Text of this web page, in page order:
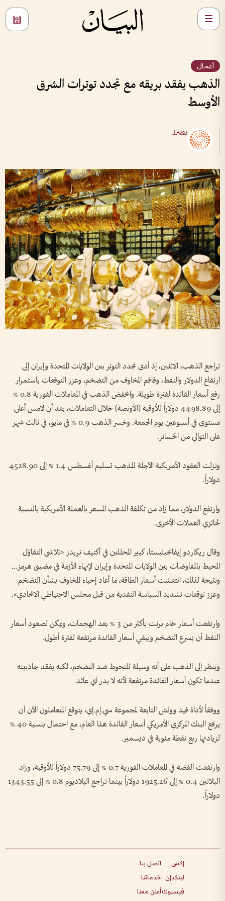
أعمال
الذهب يفقد بريقه مع تجدد توترات الشرق
الأوسط
رويترز
تراجع الذهب، الاثنين، إذ ‌أدى تجدد ​التوتر بين الولايات المتحدة وإيران إلى
ارتفاع الدولار والنفط، وفاقم المخاوف من التضخم، وعزز التوقعات باستمرار
رفع أسعار الفائدة لفترة طويلة. وانخفض الذهب في المعاملات الفورية 0.8 %
إلى 4498.89 دولاراً للأوقية (الأونصة) خلال التعاملات، بعد أن ⁠لامس أعلى
مستوى في أسبوعين يوم الجمعة. وخسر الذهب 0.9 % في مايو، في ثالث شهر
على التوالي من الخسائر.
ونزلت العقود الأمريكية الآجلة للذهب تسليم أغسطس ‌1.4 % إلى 4528.90
دولاراً.
وارتفع الدولار، مما زاد من تكلفة الذهب المسعر بالعملة الأمريكية بالنسبة
لحائزي العملات الأخرى.
وقال ريكاردو ​إيفانجيليستا، كبير المحللين ‌في أكتيف تريدز «تلاشى ​التفاؤل
المحيط بالمفاوضات بين الولايات ⁠المتحدة وإيران لإنهاء الأزمة في مضيق هرمز...
ونتيجة لذلك، انتعشت أسعار الطاقة، ما أعاد إحياء المخاوف بشأن التضخم
وعزز توقعات تشديد ​السياسة النقدية ⁠من قبل مجلس ⁠الاحتياطي الاتحادي».
وارتفعت أسعار خام برنت بأكثر من 3 % بعد الهجمات، ويمكن لصعود أسعار
النفط أن يسرع التضخم ويبقي أسعار ⁠الفائدة مرتفعة لفترة أطول.
وينظر إلى الذهب على أنه وسيلة للتحوط ضد التضخم، لكنه يفقد جاذبيته
عندما تكون أسعار الفائدة مرتفعة لأنه لا يدر أي عائد.
ووفقاً لأداة فيد ووتش التابعة لمجموعة سي.إم.إي، يتوقع المتعاملون الآن أن
يرفع البنك المركزي ‌الأمريكي أسعار الفائدة هذا العام، مع احتمال بنسبة 40 %
لزيادتها ربع نقطة ​مئوية في ديسمبر.
وارتفعت الفضة في المعاملات الفورية 0.7 % إلى 75.79 دولاراً للأوقية، وزاد
البلاتين 0.4 % إلى 1925.26 دولاراً بينما تراجع البلاديوم 0.8 % ​إلى 1343.55
دولاراً.
إكس
لينكدإن
فيسبوك
اتصل بنا
خدماتنا
أعلن معنا